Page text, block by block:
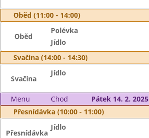
Oběd (11:00 - 14:00)
Oběd
Polévka
Jídlo
Svačina (14:00 - 14:30)
Svačina
Jídlo
Menu Chod
Pátek 14. 2. 2025
Přesnídávka (10:00 - 11:00)
Přesnídávka
Jídlo